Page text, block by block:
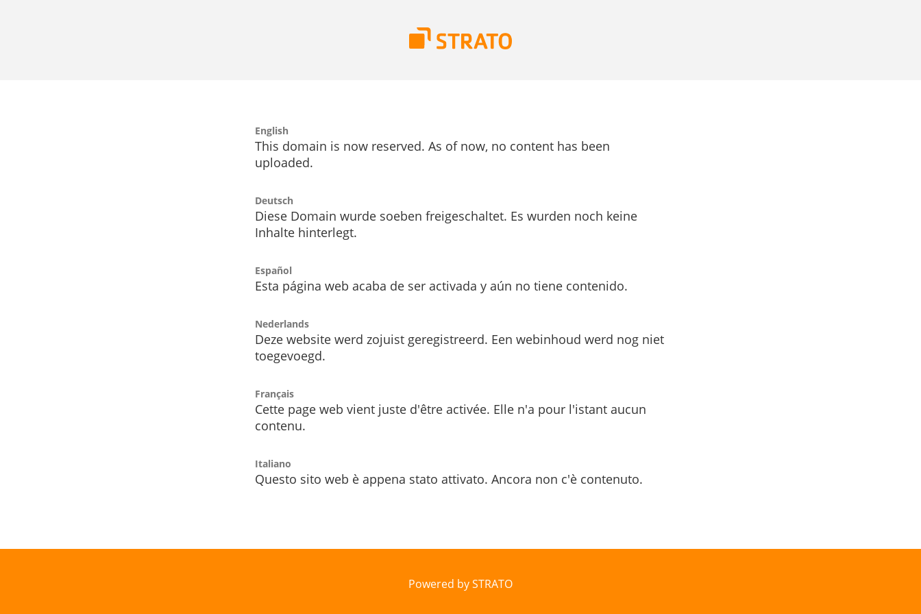
English
This domain is now reserved. As of now, no content has been
uploaded.
Deutsch
Diese Domain wurde soeben freigeschaltet. Es wurden noch keine
Inhalte hinterlegt.
Español
Esta página web acaba de ser activada y aún no tiene contenido.
Nederlands
Deze website werd zojuist geregistreerd. Een webinhoud werd nog niet
toegevoegd.
Français
Cette page web vient juste d'être activée. Elle n'a pour l'istant aucun
contenu.
Italiano
Questo sito web è appena stato attivato. Ancora non c'è contenuto.
Powered by STRATO